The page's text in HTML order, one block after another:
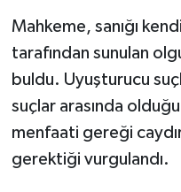
Mahkeme, sanığı
tarafından sunulan
buldu. Uyuşturucu
suçlar arasında
menfaati gereği
gerektiği vurgulandı.